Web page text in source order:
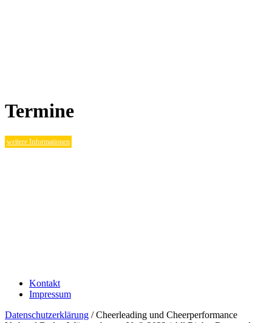
Termine
weitere Informationen
Kontakt
Impressum
Datenschutzerklärung / Cheerleading und Cheerperformance